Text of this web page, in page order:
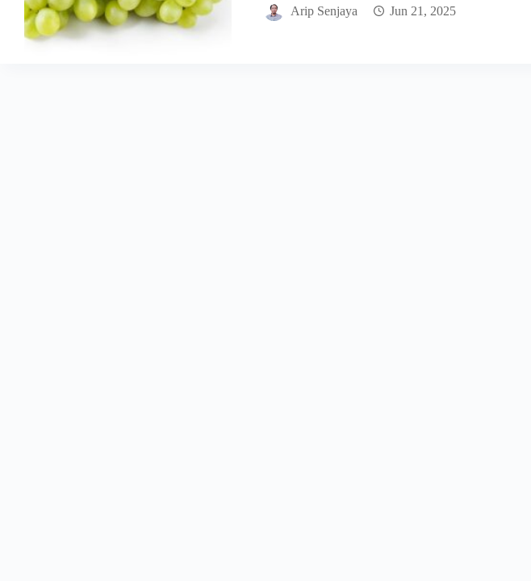
Arip Senjaya
Jun 21, 2025